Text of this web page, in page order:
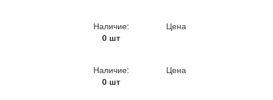
Наличие:
0 шт
Цена
Наличие:
0 шт
Цена